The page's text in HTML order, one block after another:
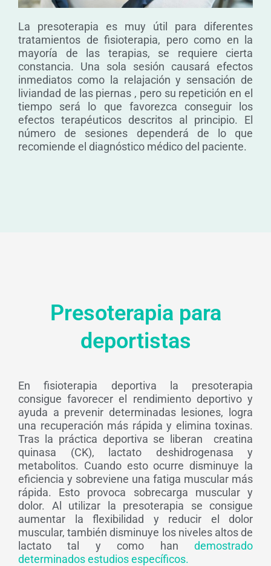
La presoterapia es muy útil para diferentes
tratamientos de fisioterapia, pero como en la
mayoría de las terapias, se requiere cierta
constancia. Una sola sesión causará efectos
inmediatos como la relajación y sensación de
liviandad de las piernas , pero su repetición en el
tiempo será lo que favorezca conseguir los
efectos terapéuticos descritos al principio. El
número de sesiones dependerá de lo que
recomiende el diagnóstico médico del paciente.
Presoterapia para
deportistas
En fisioterapia deportiva la presoterapia
consigue favorecer el rendimiento deportivo y
ayuda a prevenir determinadas lesiones, logra
una recuperación más rápida y elimina toxinas.
Tras la práctica deportiva se liberan creatina
quinasa (CK), lactato deshidrogenasa y
metabolitos. Cuando esto ocurre disminuye la
eficiencia y sobreviene una fatiga muscular más
rápida. Esto provoca sobrecarga muscular y
dolor. Al utilizar la presoterapia se consigue
aumentar la flexibilidad y reducir el dolor
muscular, también disminuye los niveles altos de
lactato tal y como han demostrado
determinados estudios específicos.